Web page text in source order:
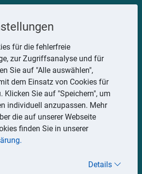
Uwe Glauner
28, 75217 Birkenfeld
07082 7935533
0151 15330111
stbglauner@t-online.de
Datenschutz
für die fehlerfreie
zur Zugriffsanalyse und für
Sie auf "Alle auswählen",
dem Einsatz von Cookies für
Klicken Sie auf "Speichern", um
individuell anzupassen. Mehr
die auf unserer Webseite
finden Sie in unserer
Details